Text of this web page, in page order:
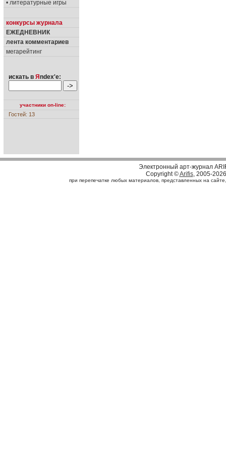
• литературные игры
конкурсы журнала
ЕЖЕДНЕВНИК
лента комментариев
мегарейтинг
искать в Я ndex'е:
участники on-line:
Гостей: 13
Электронный арт-журнал
Copyright ©Arifis, 2005-2026
при перепечатке любых материалов, представленных на